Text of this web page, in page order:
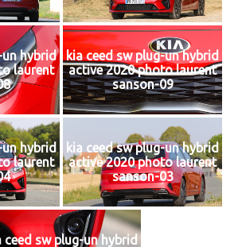
un hybrid
laurent
kia ceed sw plug-un hybrid
active 2020 photo laurent
sanson-09
hybrid
laurent
kia ceed sw plug-un hybrid
active 2020 photo laurent
sanson-03
ceed sw plug-un hybrid